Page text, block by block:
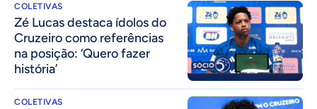
COLETIVAS
Zé Lucas destaca ídolos do
Cruzeiro como referências
na posição: ‘Quero fazer
história’
COLETIVAS